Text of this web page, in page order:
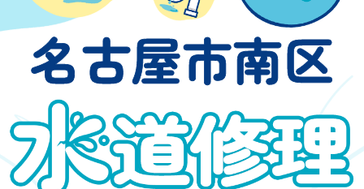
名古屋市南区